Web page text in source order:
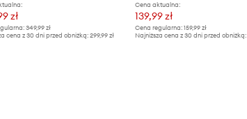
zł
349,99 zł
cena z 30 dni przed obniżką:299,99 zł
Cena aktualna:
139,99 zł
Cena regularna: 159,99 zł
Najniższa cena z 30 dni przed obniżką: